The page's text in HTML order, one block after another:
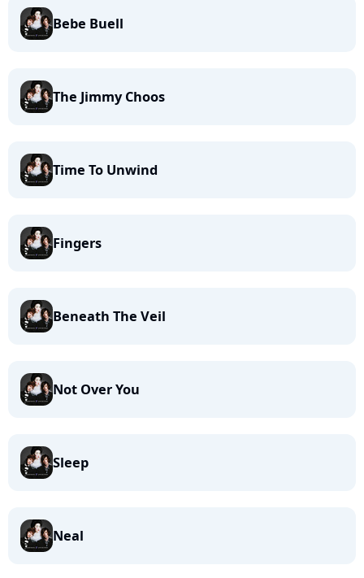
Bebe Buell
The Jimmy Choos
Time To Unwind
Fingers
Beneath The Veil
Not Over You
Sleep
Neal